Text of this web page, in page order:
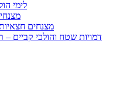
לימי
מצנחים
דמויות שטח והולכי קביים –